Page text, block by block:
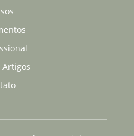
Artigos